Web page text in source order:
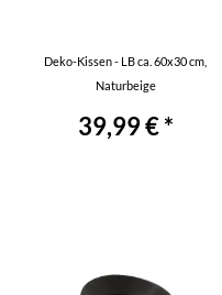
Deko-Kissen - LB ca. 60x30 cm,
Naturbeige
39,99 € *